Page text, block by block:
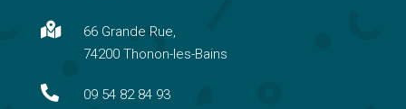
n
a
i

66 Grande Rue,
74200 Thonon-les-Bains
 09 54 82 84 93